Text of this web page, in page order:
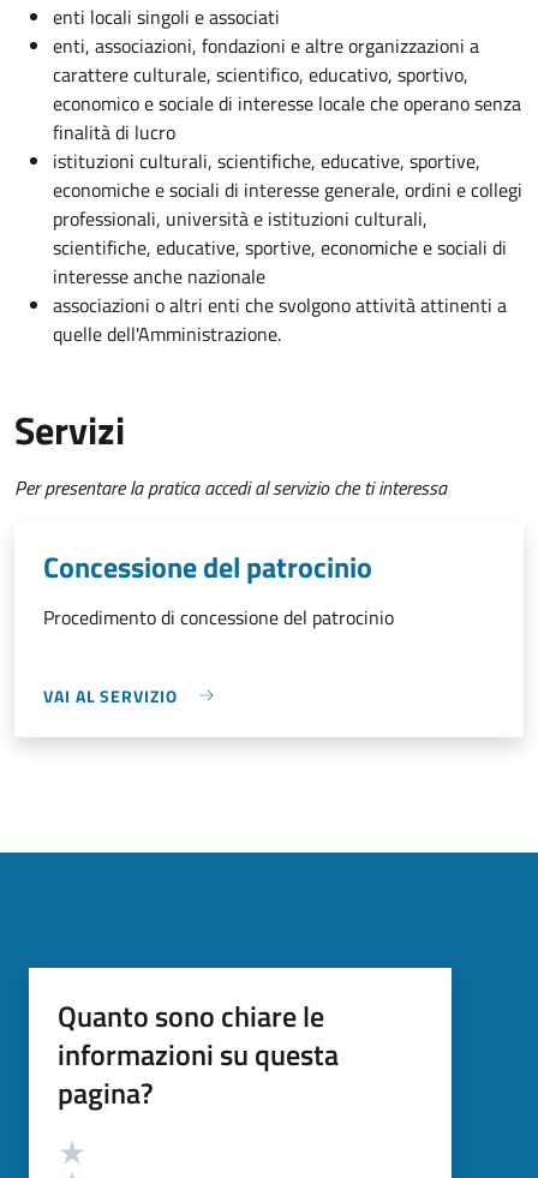
enti locali singoli e associati
enti, associazioni, fondazioni e altre organizzazioni a
carattere culturale, scientifico, educativo, sportivo,
economico e sociale di interesse locale che operano senza
finalità di lucro
istituzioni culturali, scientifiche, educative, sportive,
economiche e sociali di interesse generale, ordini e collegi
professionali, università e istituzioni culturali,
scientifiche, educative, sportive, economiche e sociali di
interesse anche nazionale
associazioni o altri enti che svolgono attività attinenti a
quelle dell'Amministrazione.
Servizi
Per presentare la pratica accedi al servizio che ti interessa
Concessione del patrocinio
Procedimento di concessione del patrocinio
VAI AL SERVIZIO
Quanto sono chiare le
informazioni su questa
pagina?
Valutazione